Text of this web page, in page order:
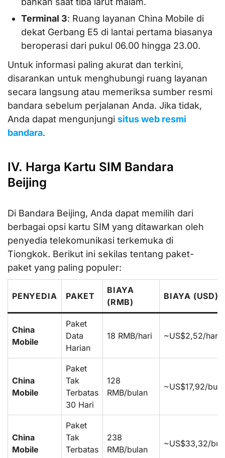
Terminal 3: Ruang layanan China Mobile di
dekat Gerbang E5 di lantai pertama biasanya
beroperasi dari pukul 06.00 hingga 23.00.
Untuk informasi paling akurat dan terkini,
disarankan untuk menghubungi ruang layanan
secara langsung atau memeriksa sumber resmi
bandara sebelum perjalanan Anda. Jika tidak,
Anda dapat mengunjungi situs web resmi
bandara.
IV. Harga Kartu SIM Bandara
Beijing
Di Bandara Beijing, Anda dapat memilih dari
berbagai opsi kartu SIM yang ditawarkan oleh
penyedia telekomunikasi terkemuka di
Tiongkok. Berikut ini sekilas tentang paket-
paket yang paling populer:
PENYEDIA PAKET
BIAYA
(RMB)
BIAYA (USD)
China
Mobile
Paket
Data
Harian
18 RMB/hari ~US$2,52/hari
China
Mobile
Paket
Tak
Terbatas
30 Hari
128
RMB/bulan
~US$17,92/
China
Mobile
Paket
Tak
Terbatas
238
RMB/bulan
~US$33,32/